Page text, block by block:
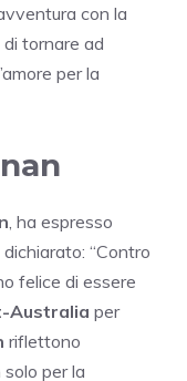
con la
di tornare ad
per la
, ha espresso
dichiarato: “Contro
felice di essere
Australia per
riflettono
per la